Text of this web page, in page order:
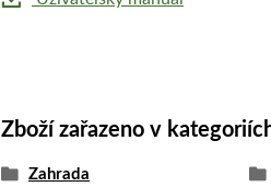
Zboží zařazeno v
Zahrada